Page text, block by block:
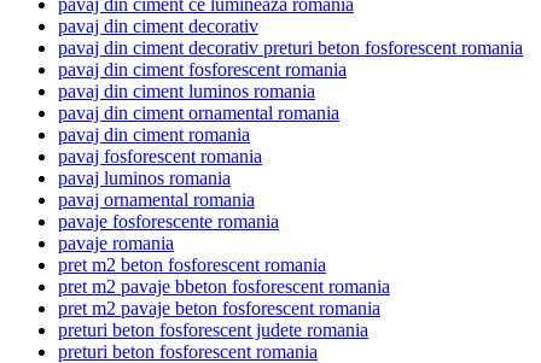
pavaj din ciment decorativ
pavaj din ciment decorativ preturi beton fosforescent romania
pavaj din ciment fosforescent romania
pavaj din ciment luminos romania
pavaj din ciment ornamental romania
pavaj din ciment romania
pavaj fosforescent romania
pavaj luminos romania
pavaj ornamental romania
pavaje fosforescente romania
pavaje romania
pret m2 beton fosforescent romania
pret m2 pavaje bbeton fosforescent romania
pret m2 pavaje beton fosforescent romania
preturi beton fosforescent judete romania
preturi beton fosforescent romania